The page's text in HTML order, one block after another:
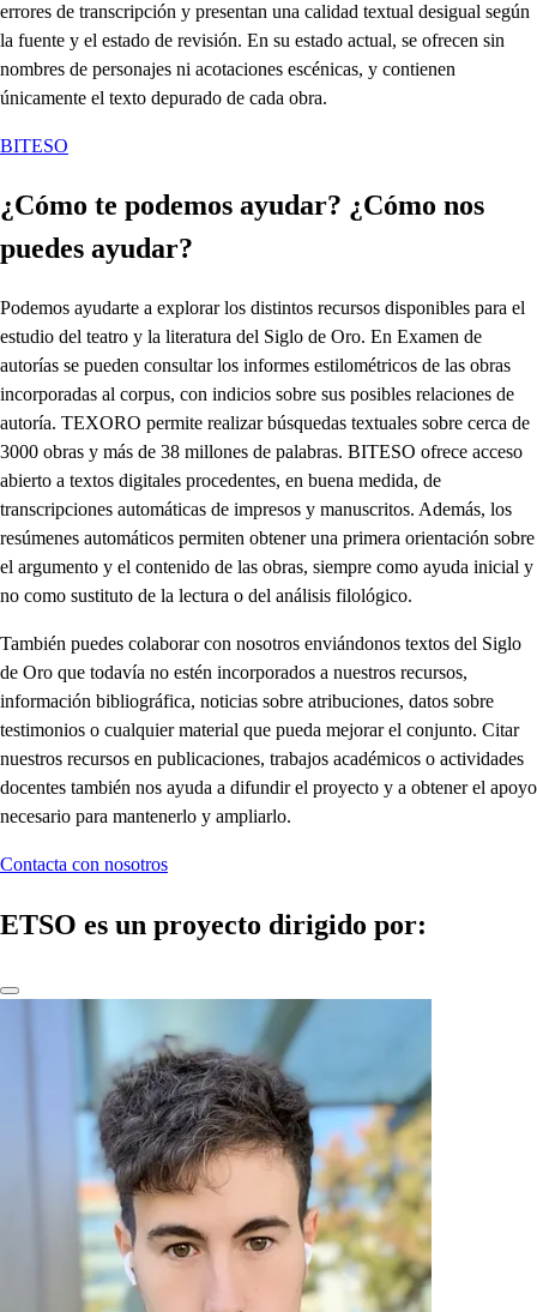
errores de transcripción y presentan una calidad textual desigual según
la fuente y el estado de revisión. En su estado actual, se ofrecen sin
nombres de personajes ni acotaciones escénicas, y contienen
únicamente el texto depurado de cada obra.
BITESO
¿Cómo te podemos ayudar? ¿Cómo nos
puedes ayudar?
Podemos ayudarte a explorar los distintos recursos disponibles para el
estudio del teatro y la literatura del Siglo de Oro. En Examen de
autorías se pueden consultar los informes estilométricos de las obras
incorporadas al corpus, con indicios sobre sus posibles relaciones de
autoría. TEXORO permite realizar búsquedas textuales sobre cerca de
3000 obras y más de 38 millones de palabras. BITESO ofrece acceso
abierto a textos digitales procedentes, en buena medida, de
transcripciones automáticas de impresos y manuscritos. Además, los
resúmenes automáticos permiten obtener una primera orientación sobre
el argumento y el contenido de las obras, siempre como ayuda inicial y
no como sustituto de la lectura o del análisis filológico.
También puedes colaborar con nosotros enviándonos textos del Siglo
de Oro que todavía no estén incorporados a nuestros recursos,
información bibliográfica, noticias sobre atribuciones, datos sobre
testimonios o cualquier material que pueda mejorar el conjunto. Citar
nuestros recursos en publicaciones, trabajos académicos o actividades
docentes también nos ayuda a difundir el proyecto y a obtener el apoyo
necesario para mantenerlo y ampliarlo.
Contacta con nosotros
ETSO es un proyecto dirigido por: